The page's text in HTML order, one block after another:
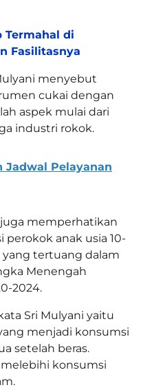
Termahal di
Fasilitasnya
menyebut
cukai dengan
aspek mulai dari
industri rokok.
Jadwal Pelayanan
memperhatikan
anak usia 10-
yang tertuang dalam
Menengah
2024.
Sri Mulyani yaitu
menjadi konsumsi
setelah beras.
konsumsi